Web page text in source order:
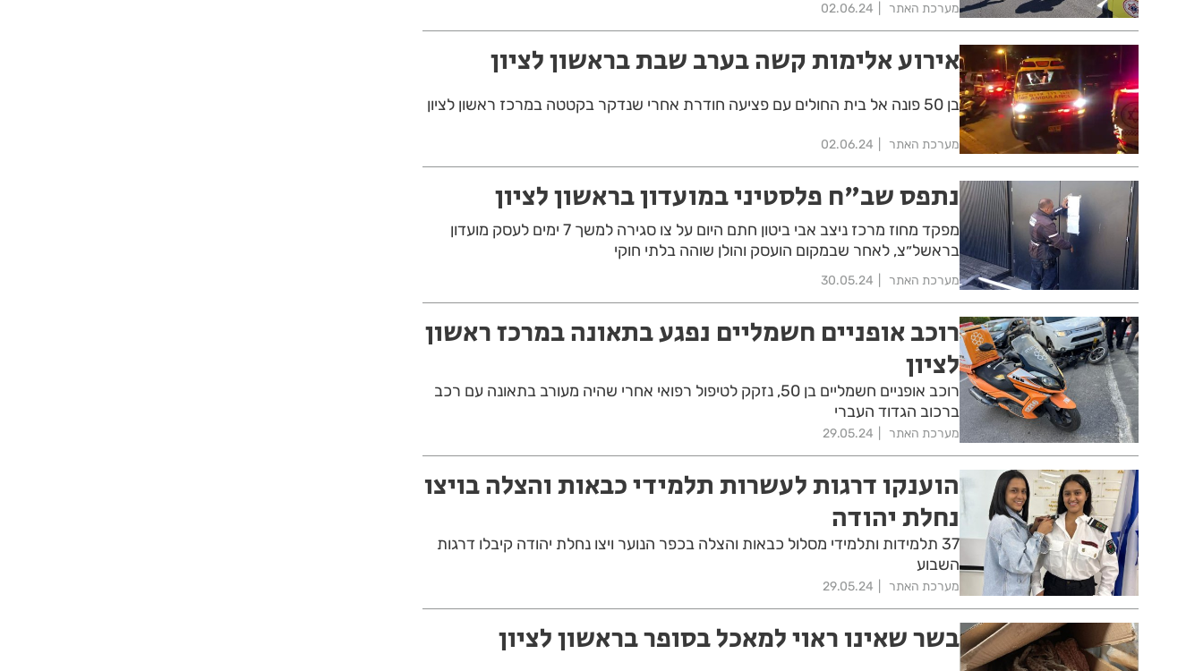
מערכת האתר 02.06.24
אירוע אלימות קשה בערב שבת בראשון לציון
בן 50 פונה אל בית החולים עם פציעה חודרת אחרי שנדקר בקטטה במרכז ראשון לציון
מערכת האתר 02.06.24
נתפס שב"ח פלסטיני במועדון בראשון לציון
מפקד מחוז מרכז ניצב אבי ביטון חתם היום על צו סגירה למשך 7 ימים לעסק מועדון
בראשל״צ, לאחר שבמקום הועסק והולן שוהה בלתי חוקי
מערכת האתר 30.05.24
רוכב אופניים חשמליים נפגע בתאונה במרכז ראשון
לציון
רוכב אופניים חשמליים בן 50, נזקק לטיפול רפואי אחרי שהיה מעורב בתאונה עם רכב
ברכוב הגדוד העברי
מערכת האתר 29.05.24
הוענקו דרגות לעשרות תלמידי כבאות והצלה בויצו
נחלת יהודה
37 תלמידות ותלמידי מסלול כבאות והצלה בכפר הנוער ויצו נחלת יהודה קיבלו דרגות
השבוע
מערכת האתר 29.05.24
בשר שאינו ראוי למאכל בסופר בראשון לציון